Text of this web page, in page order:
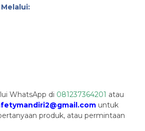
WhatsApp di 081237364201 atau
untuk
produk, atau permintaan